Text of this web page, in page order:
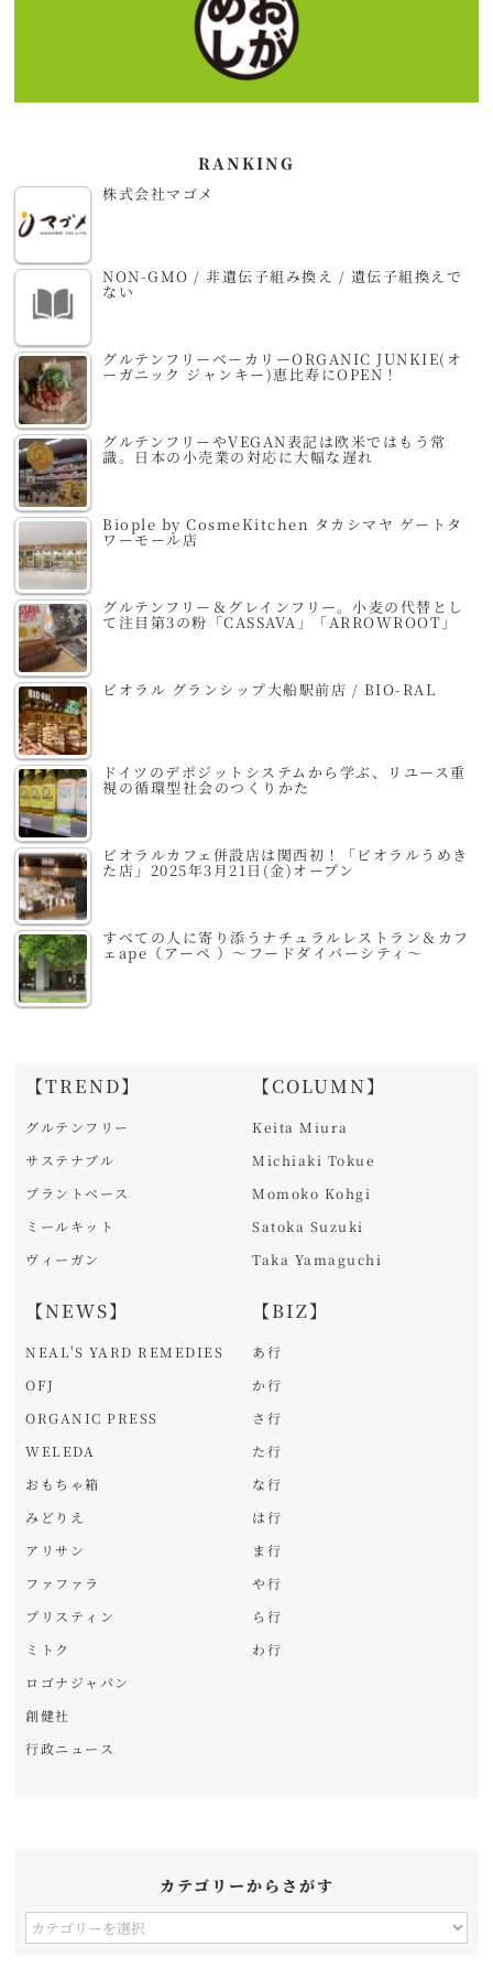
RANKING
株式会社マゴメ
NON-GMO / 非遺伝子組み換え / 遺伝子組換えで
ない
グルテンフリーベーカリーORGANIC JUNKIE(オ
ーガニック ジャンキー)恵比寿にOPEN！
グルテンフリーやVEGAN表記は欧米ではもう常
識。日本の小売業の対応に大幅な遅れ
Biople by CosmeKitchen タカシマヤ ゲートタ
ワーモール店
グルテンフリー＆グレインフリー。小麦の代替とし
て注目第3の粉「CASSAVA」「ARROWROOT」
ビオラル グランシップ大船駅前店 / BIO-RAL
ドイツのデポジットシステムから学ぶ、リユース重
視の循環型社会のつくりかた
ビオラルカフェ併設店は関西初！「ビオラルうめき
た店」2025年3月21日(金)オープン
すべての人に寄り添うナチュラルレストラン＆カフ
ェape（アーペ ）～フードダイバーシティ～
【TREND】
グルテンフリー
サステナブル
プラントベース
ミールキット
ヴィーガン
【NEWS】
NEAL'S YARD REMEDIES
OFJ
ORGANIC PRESS
WELEDA
おもちゃ箱
みどりえ
アリサン
ファファラ
プリスティン
ミトク
ロゴナジャパン
創健社
行政ニュース
【COLUMN】
Keita Miura
Michiaki Tokue
Momoko Kohgi
Satoka Suzuki
Taka Yamaguchi
【BIZ】
あ行
か行
さ行
た行
な行
は行
ま行
や行
ら行
わ行
カテゴリーからさがす
カ